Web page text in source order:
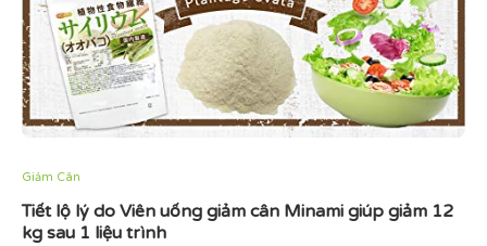
Giảm Cân
Tiết lộ lý do Viên uống giảm cân Minami giúp giảm 12
kg sau 1 liệu trình